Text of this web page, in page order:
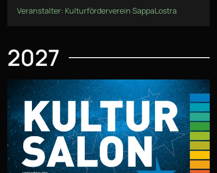
Veranstalter: Kulturförderverein SappaLostra
2027